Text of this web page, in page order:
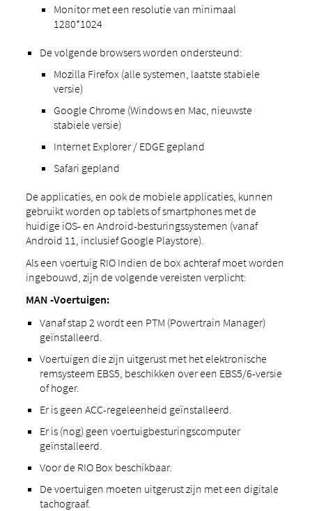
Monitor met een resolutie van minimaal
1280*1024
De volgende browsers worden ondersteund:
Mozilla Firefox (alle systemen, laatste stabiele
versie)
Google Chrome (Windows en Mac, nieuwste
stabiele versie)
Internet Explorer / EDGE gepland
Safari gepland
De applicaties, en ook de mobiele applicaties, kunnen
gebruikt worden op tablets of smartphones met de
huidige iOS- en Android-besturingssystemen (vanaf
Android 11, inclusief Google Playstore).
Als een voertuig RIO Indien de box achteraf moet worden
ingebouwd, zijn de volgende vereisten verplicht:
MAN -Voertuigen:
Vanaf stap 2 wordt een PTM (Powertrain Manager)
geïnstalleerd.
Voertuigen die zijn uitgerust met het elektronische
remsysteem EBS5, beschikken over een EBS5/6-versie
of hoger.
Er is geen ACC-regeleenheid geïnstalleerd.
Er is (nog) geen voertuigbesturingscomputer
geïnstalleerd.
Voor de RIO Box beschikbaar.
De voertuigen moeten uitgerust zijn met een digitale
tachograaf.